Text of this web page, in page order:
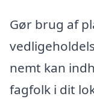
Gør brug af
nemt kan
fagfolk i dit